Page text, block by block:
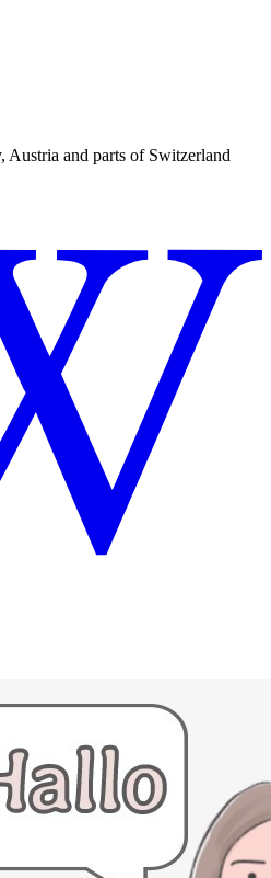
Austria and parts of Switzerland